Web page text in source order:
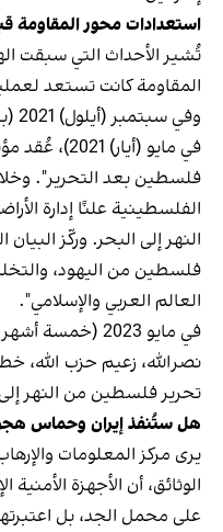
استعدادات محور المقاومة قبل
تُشير الأحداث التي سبقت
المقاومة كانت تستعد
في مايو
فلسطين بعد التحرير".
الفلسطينية علنًا إدارة
النهر إلى البحر. وركّز
فلسطين من اليهود،
العالم العربي والإسلامي".
نصرالله، زعيم حزب الله،
تحرير فلسطين من النهر
هل ستُنفذ إيران وحماس
يرى مركز المعلومات
الوثائق، أن الأجهزة
على محمل الجد، بل